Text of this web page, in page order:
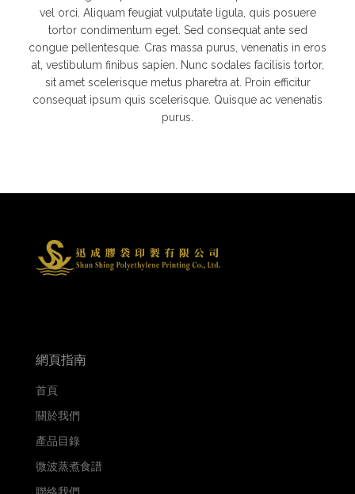
vel orci. Aliquam feugiat vulputate ligula, quis posuere
tortor condimentum eget. Sed consequat ante sed
congue pellentesque. Cras massa purus, venenatis in eros
at, vestibulum finibus sapien. Nunc sodales facilisis tortor,
sit amet scelerisque metus pharetra at. Proin efficitur
consequat ipsum quis scelerisque. Quisque ac venenatis
purus.
網頁指南
首頁
關於我們
產品目錄
微波蒸煮食譜